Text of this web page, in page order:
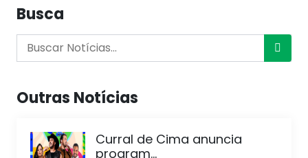
Busca
Outras Notícias
Curral de Cima anuncia
program...